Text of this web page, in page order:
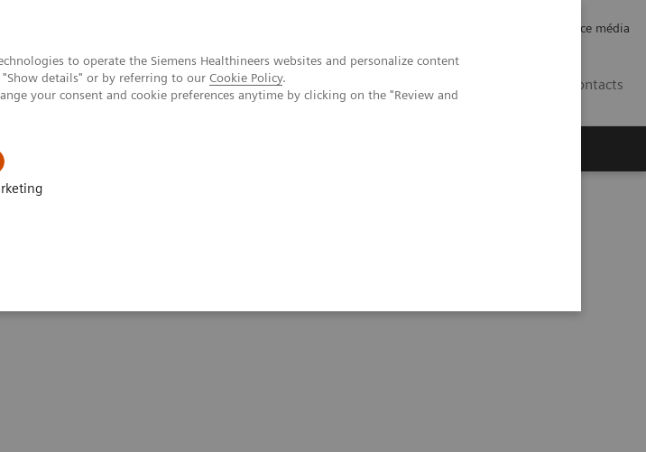
to operate the Siemens Healthineers websites and personalize content
details" or by referring to our Cookie Policy.
your consent and cookie preferences anytime by clicking on the "Review and
Espace média
Contacts